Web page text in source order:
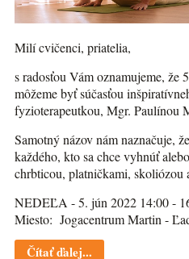
Milí cvičenci, priatelia,
s radosťou Vám oznamujeme, že
môžeme byť súčasťou
fyzioterapeutkou, Mgr. Paulínou
Samotný názov nám naznačuje,
každého, kto sa chce vyhnúť
chrbticou, platničkami, skoliózou
NEDEĽA - 5. jún 2022 14:00 -
Miesto: Jogacentrum Martin -
Čítať ďalej...